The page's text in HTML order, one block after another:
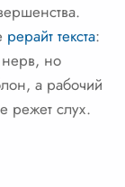
рерайт текста:
нерв, но
а рабочий
режет слух.